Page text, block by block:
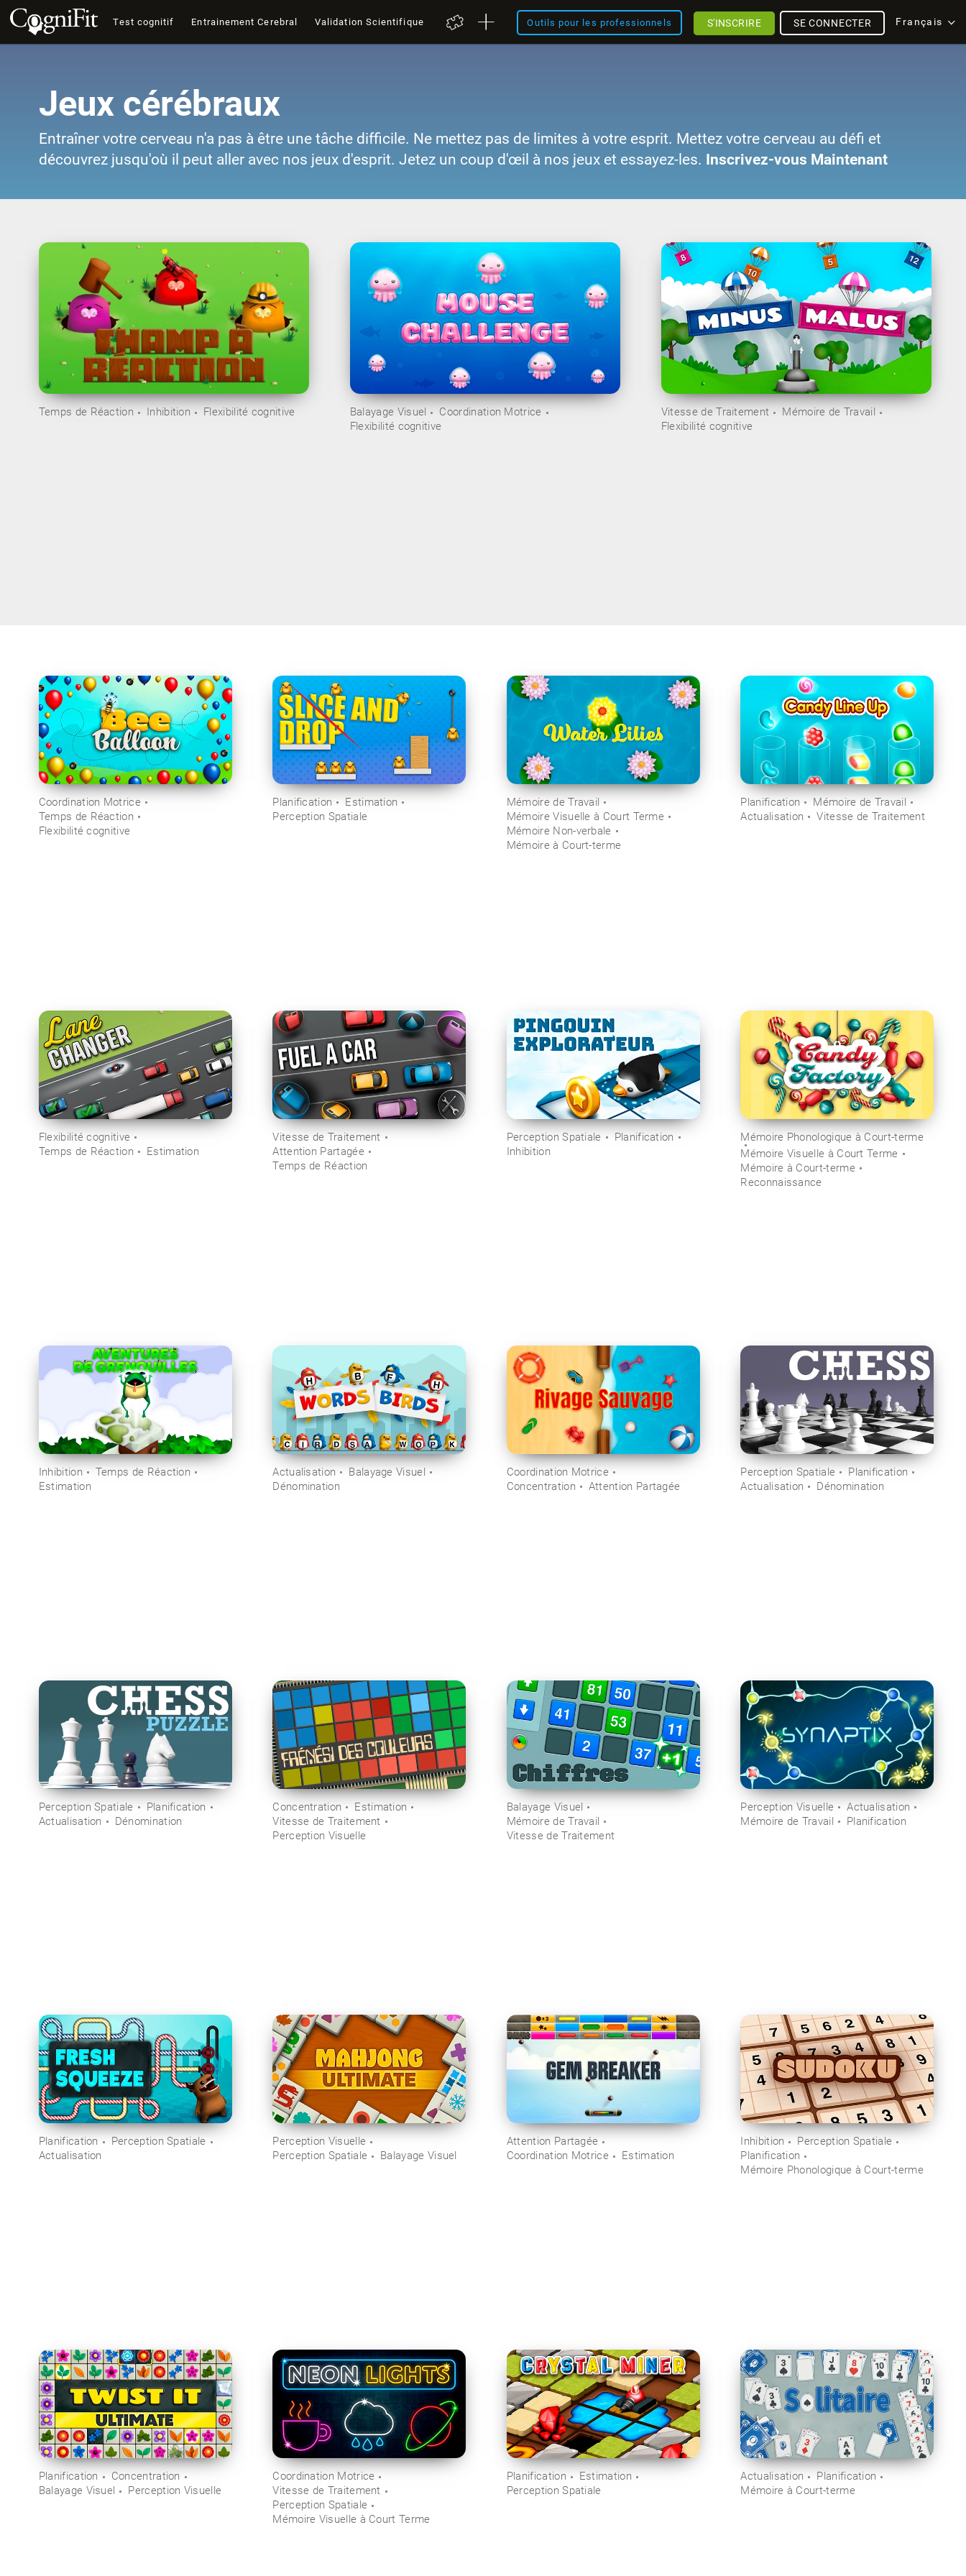
Test cognitif Entrainement Cerebral Validation Scientifique Outils pour les professionnels Français
SE CONNECTER
S'INSCRIRE
Jeux cérébraux
Entraîner votre cerveau n'a pas à être une tâche difficile. Ne mettez pas de limites à votre esprit. Mettez votre cerveau au défi et
découvrez jusqu'où il peut aller avec nos jeux d'esprit. Jetez un coup d'œil à nos jeux et essayez-les. Inscrivez-vous Maintenant
Temps de Réaction Inhibition Flexibilité cognitive Balayage Visuel
Coordination Motrice
Flexibilité cognitive
Vitesse de Traitement
Mémoire de Travail
Flexibilité cognitive
Coordination Motrice
Temps de Réaction
Flexibilité cognitive
Planification
Estimation
Perception Spatiale
Mémoire de Travail
Mémoire Visuelle à Court Terme
Mémoire Non-verbale
Mémoire à Court-terme
Planification
Mémoire de Travail
Actualisation
Vitesse de Traitement
Flexibilité cognitive
Temps de Réaction
Estimation
Vitesse de Traitement
Attention Partagée
Temps de Réaction
Perception Spatiale
Planification
Inhibition
Mémoire Phonologique à Court-terme
Mémoire Visuelle à Court Terme
Mémoire à Court-terme
Reconnaissance
Inhibition
Temps de Réaction
Estimation
Actualisation
Balayage Visuel
Dénomination
Coordination Motrice
Concentration
Attention Partagée
Perception Spatiale
Planification
Actualisation
Dénomination
Perception Spatiale
Planification
Actualisation
Dénomination
Concentration
Estimation
Vitesse de Traitement
Perception Visuelle
Balayage Visuel
Mémoire de Travail
Vitesse de Traitement
Perception Visuelle
Actualisation
Mémoire de Travail
Planification
Planification
Perception Spatiale
Actualisation
Perception Visuelle
Perception Spatiale
Balayage Visuel
Attention Partagée
Coordination Motrice
Estimation
Inhibition
Perception Spatiale
Planification
Mémoire Phonologique à Court-terme
Planification
Concentration
Balayage Visuel
Perception Visuelle
Coordination Motrice
Vitesse de Traitement
Perception Spatiale
Mémoire Visuelle à Court Terme
Planification
Estimation
Perception Spatiale
Actualisation
Planification
Mémoire à Court-terme